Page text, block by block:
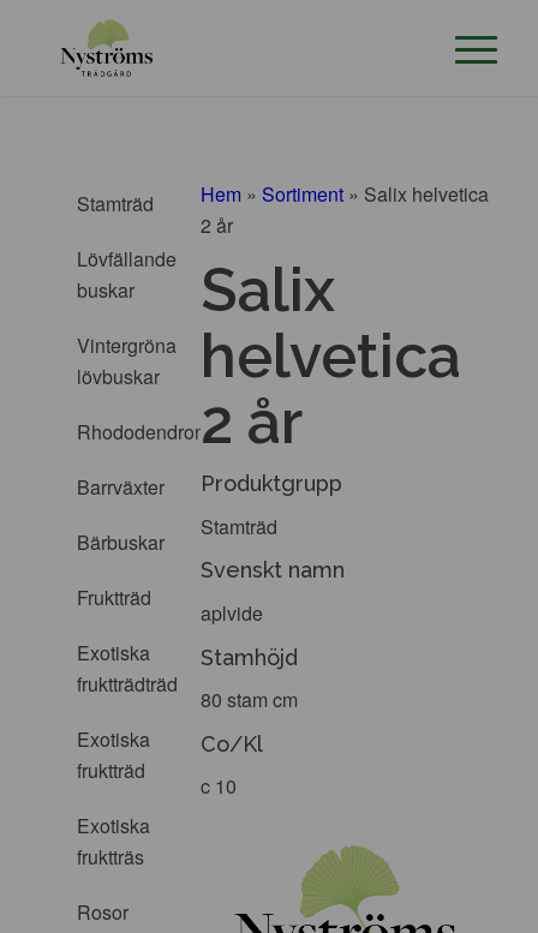
Stamträd
Lövfällande
buskar
Vintergröna
lövbuskar
Rhododendron
Barrväxter
Bärbuskar
Fruktträd
Exotiska
fruktträdträd
Exotiska
fruktträd
Exotiska
fruktträs
Rosor
Hem » Sortiment » Salix helvetica
2 år
Salix
helvetica
2 år
Produktgrupp
Stamträd
Svenskt namn
aplvide
Stamhöjd
80 stam cm
Co/Kl
c 10